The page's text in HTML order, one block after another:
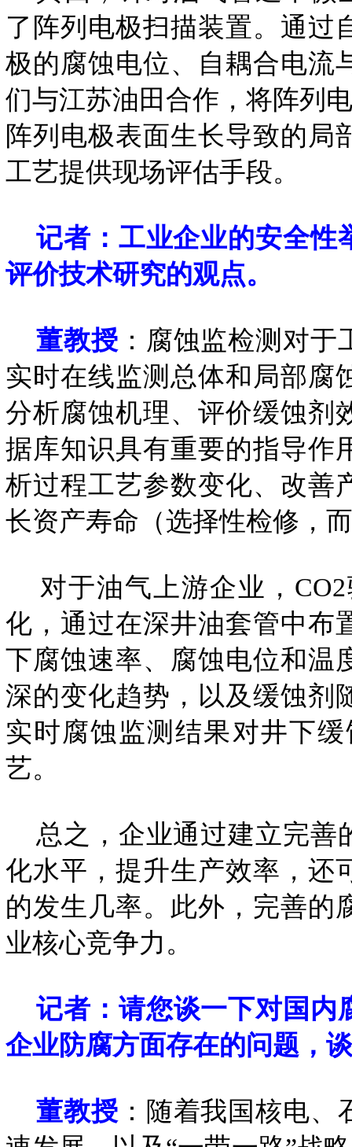
了阵列电极扫描装置。通过
极的腐蚀电位、自耦合电流
们与江苏油田合作，将阵列
阵列电极表面生长导致的局
工艺提供现场评估手段。
记者：工业企业的安全性
评价技术研究的观点。
董教授 ：腐蚀监检测对
实时在线监测总体和局部腐
分析腐蚀机理、评价缓蚀剂
据库知识具有重要的指导作
析过程工艺参数变化、改善
长资产寿命（选择性检修，
对于油气上游企业，CO2
化，通过在深井油套管中布
下腐蚀速率、腐蚀电位和温
深的变化趋势，以及缓蚀剂
实时腐蚀监测结果对井下
艺。
总之，企业通过建立完善
化水平，提升生产效率，还
的发生几率。此外，完善的
业核心竞争力。
记者：请您谈一下对国内
企业防腐方面存在的问题，
董教授 ：随着我国核电